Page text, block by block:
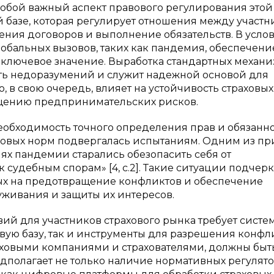
важный аспект правового регулирования
которая регулирует отношения между
договоров и выполнение обязательств. В
вызовов, таких как пандемия,
значение. Выработка стандартных
недоразумений и служит надежной основой для
в свою очередь, влияет на устойчивость страховых
предпринимательских рисков.
точного определения прав и
норм подвергалась испытаниям. Одним из
пандемии старались обезопасить себя от
судебным спорам» [4, с.2]. Такие ситуации
на предотвращение конфликтов и обеспечение
и защиты их интересов.
для участников страхового рынка требует
базу, так и инструменты для разрешения
компаниями и страхователями, должны
не только наличие нормативных